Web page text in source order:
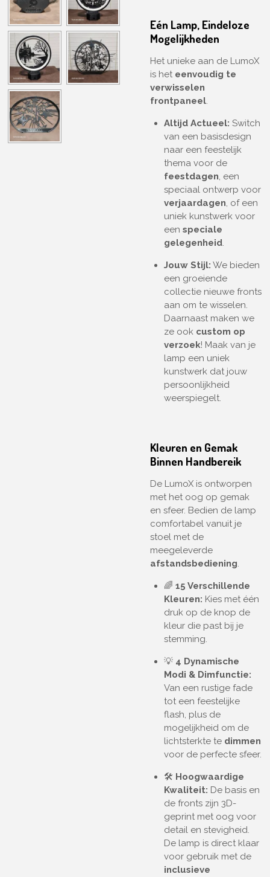
Eén Lamp, Eindeloze
Mogelijkheden
Het unieke aan de LumoX
is het eenvoudig te
verwisselen
frontpaneel.
Altijd Actueel: Switch
van een basisdesign
naar een feestelijk
thema voor de
feestdagen, een
speciaal ontwerp voor
verjaardagen, of een
uniek kunstwerk voor
een speciale
gelegenheid.
Jouw Stijl: We bieden
een groeiende
collectie nieuwe fronts
aan om te wisselen.
Daarnaast maken we
ze ook custom op
verzoek! Maak van je
lamp een uniek
kunstwerk dat jouw
persoonlijkheid
weerspiegelt.
Kleuren en Gemak
Binnen Handbereik
De LumoX is ontworpen
met het oog op gemak
en sfeer. Bedien de lamp
comfortabel vanuit je
stoel met de
meegeleverde
afstandsbediening.
🌈 15 Verschillende
Kleuren: Kies met één
druk op de knop de
kleur die past bij je
stemming.
💡 4 Dynamische
Modi & Dimfunctie:
Van een rustige fade
tot een feestelijke
flash, plus de
mogelijkheid om de
lichtsterkte te dimmen
voor de perfecte sfeer.
🛠️ Hoogwaardige
Kwaliteit: De basis en
de fronts zijn 3D-
geprint met oog voor
detail en stevigheid.
De lamp is direct klaar
voor gebruik met de
inclusieve